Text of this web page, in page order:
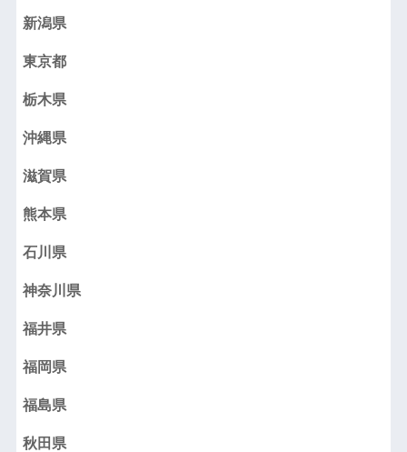
新潟県
東京都
栃木県
沖縄県
滋賀県
熊本県
石川県
神奈川県
福井県
福岡県
福島県
秋田県